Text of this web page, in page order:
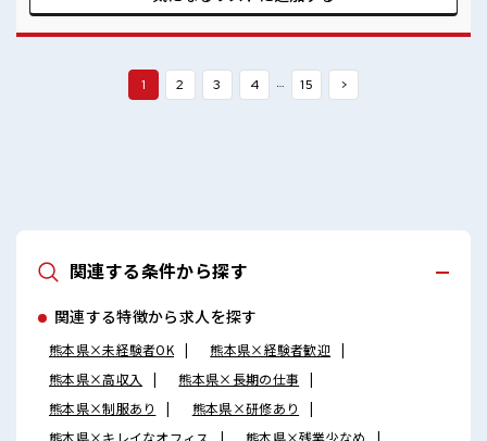
どがあれば、 担当がしっかりサポートします！ ■職場の雰囲
Point☆ 休憩時間にゆっくりできるスペース完備！ 職場には
1 2 3 4 … 15 >
関連する条件から探す
関連する特徴から求人を探す
熊本県×未経験者OK
熊本県×経験者歓迎
熊本県×高収入
熊本県×長期の仕事
熊本県×制服あり
熊本県×研修あり
熊本県×キレイなオフィス
熊本県×残業少なめ